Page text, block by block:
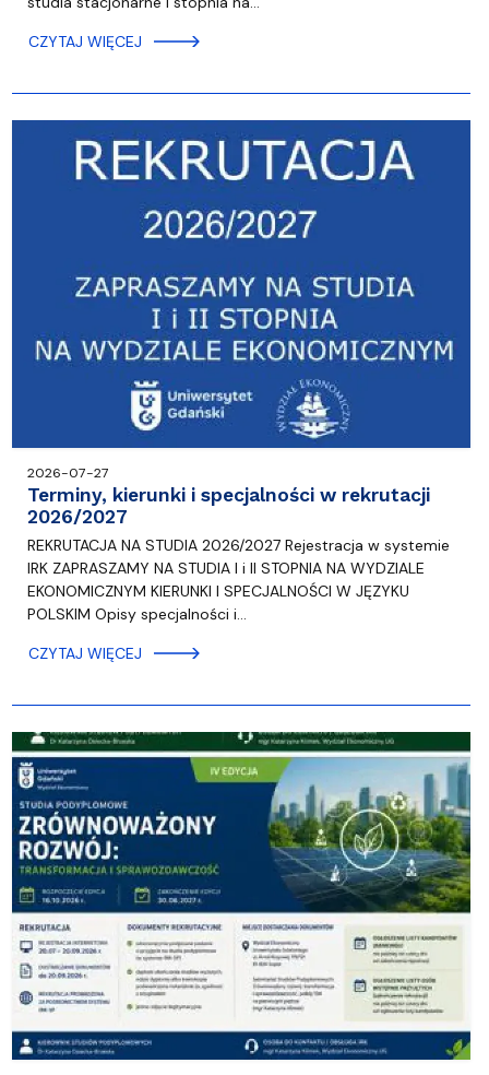
CZYTAJ WIĘCEJ
2026-07-27
Terminy, kierunki i specjalności w rekrutacji
2026/2027
REKRUTACJA NA STUDIA 2026/2027 Rejestracja w systemie
IRK ZAPRASZAMY NA STUDIA I i II STOPNIA NA WYDZIALE
EKONOMICZNYM KIERUNKI I SPECJALNOŚCI W JĘZYKU
POLSKIM Opisy specjalności i…
CZYTAJ WIĘCEJ